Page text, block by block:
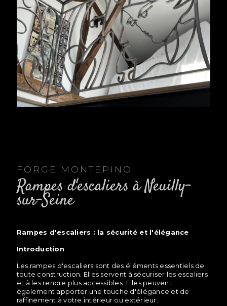
FORGE MONTEPINO
rampes d'escaliers à Neuilly-
sur-Seine
rampes d'escaliers : la sécurité et l'élégance
Introduction
Les rampes d'escaliers sont des éléments essentiels de
toute construction. Elles servent à sécuriser les escaliers
et à les rendre plus accessibles. Elles peuvent
également apporter une touche d'élégance et de
raffinement à votre intérieur ou extérieur.